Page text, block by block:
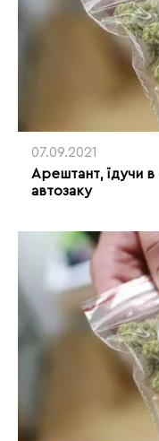
07.09.2021
Арештант, їдучи в
автозаку